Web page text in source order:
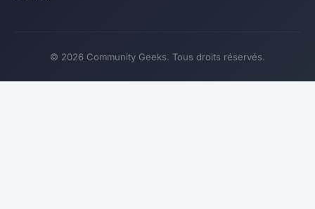
© 2026 Community Geeks. Tous droits réservés.